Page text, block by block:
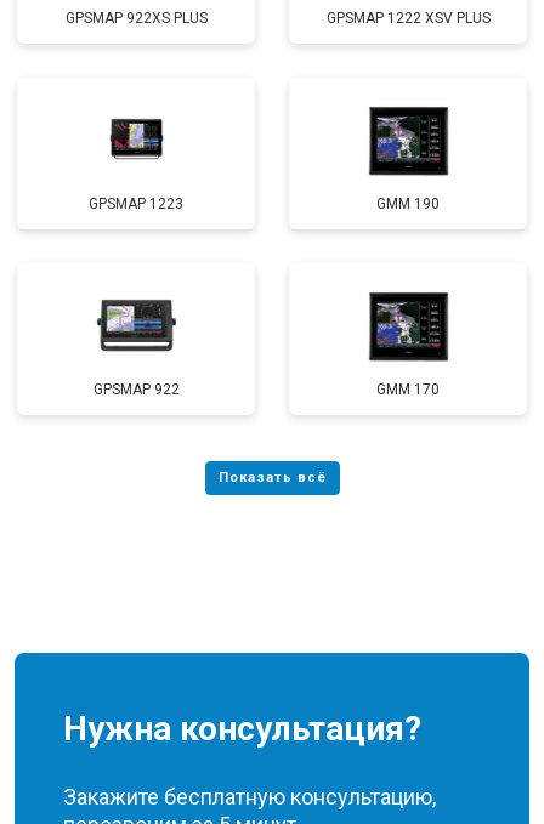
GPSMAP 922XS PLUS GPSMAP 1222 XSV PLUS
GPSMAP 1223 GMM 190
GPSMAP 922 GMM 170
Нужна консультация?
Закажите бесплатную консультацию,